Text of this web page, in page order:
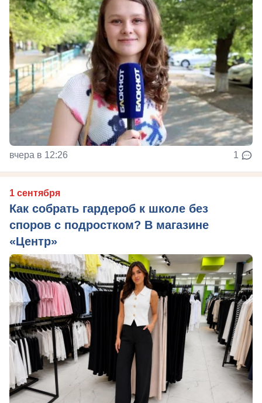
вчера в 12:26 1
1 сентября
Как собрать гардероб к школе без
споров с подростком? В магазине
«Центр»